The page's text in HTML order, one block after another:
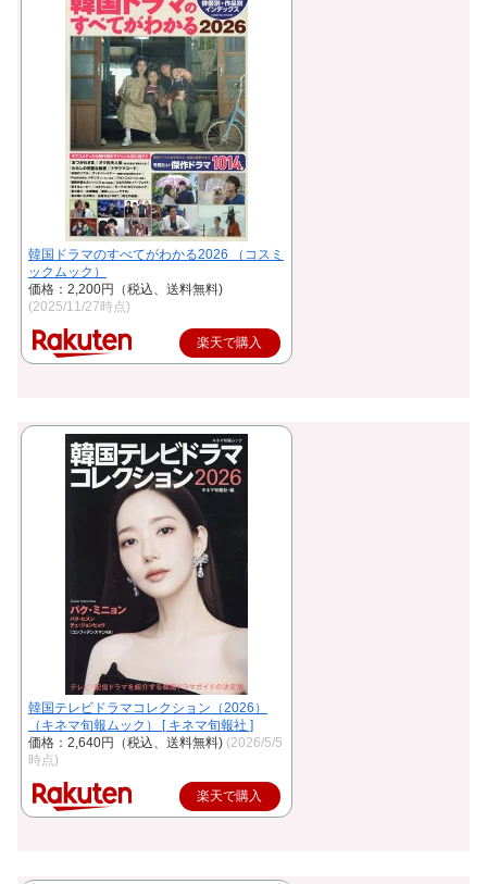
韓国ドラマのすべてがわかる2026 （コスミ
ックムック）
価格：2,200円（税込、送料無料)
(2025/11/27時点)
楽天で購入
韓国テレビドラマコレクション（2026）
（キネマ旬報ムック） [ キネマ旬報社 ]
価格：2,640円（税込、送料無料) (2026/5/5
時点)
楽天で購入